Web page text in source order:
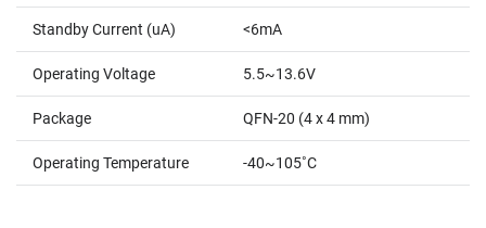
Standby Current (uA) <6mA
Operating Voltage 5.5~13.6V
Package QFN-20 (4 x 4 mm)
Operating Temperature -40~105˚C